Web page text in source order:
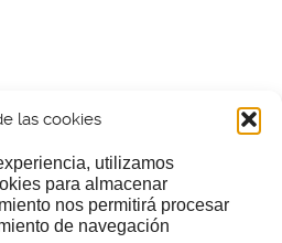
las cookies
utilizamos
para almacenar
nos permitirá procesar
de navegación